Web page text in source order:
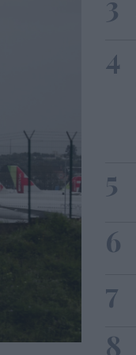
4
5
6
7
8